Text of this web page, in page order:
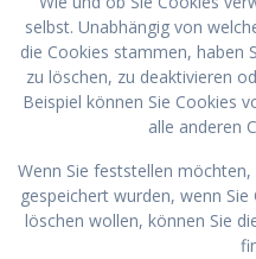
selbst. Unabhängig von
die Cookies stammen, haben
zu löschen, zu deaktivieren
Beispiel können Sie Cookies
alle anderen
Wenn Sie feststellen
gespeichert wurden, wenn
löschen wollen, können Sie